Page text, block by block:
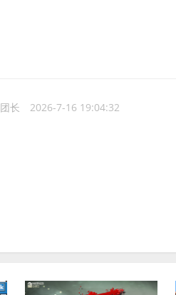
团长 2026-7-16 19:04:32